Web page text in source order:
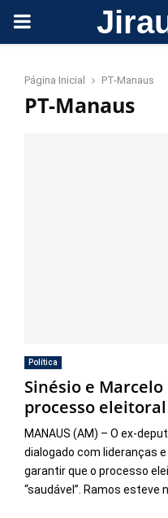
PRIMARY
Página Inicial PT-Manaus
PT-Manaus
Política
Sinésio e
processo eleitoral
MANAUS (AM) – O ex-
dialogado com lideranças
garantir que o processo
“saudável”. Ramos esteve